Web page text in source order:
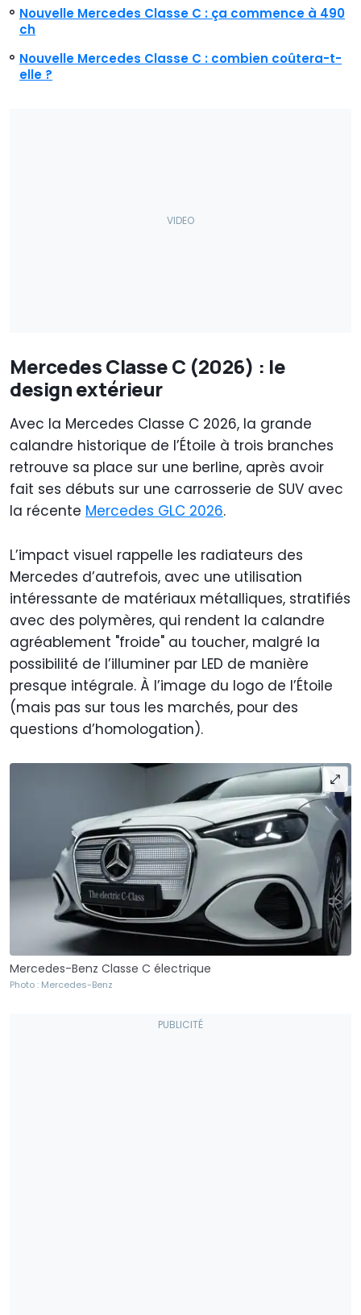
Nouvelle Mercedes Classe C : ça commence à 490
ch
Nouvelle Mercedes Classe C : combien coûtera-t-
elle ?
Mercedes Classe C (2026) : le
design extérieur
Avec la Mercedes Classe C 2026, la grande
calandre historique de l’Étoile à trois branches
retrouve sa place sur une berline, après avoir
fait ses débuts sur une carrosserie de SUV avec
la récente Mercedes GLC 2026.
L’impact visuel rappelle les radiateurs des
Mercedes d’autrefois, avec une utilisation
intéressante de matériaux métalliques, stratifiés
avec des polymères, qui rendent la calandre
agréablement "froide" au toucher, malgré la
possibilité de l’illuminer par LED de manière
presque intégrale. À l’image du logo de l’Étoile
(mais pas sur tous les marchés, pour des
questions d’homologation).
Mercedes-Benz Classe C électrique
Photo : Mercedes-Benz